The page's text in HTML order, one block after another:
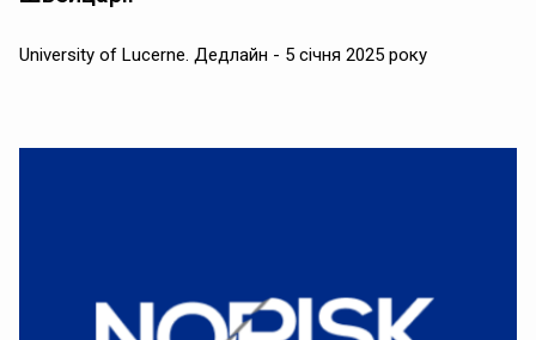
University of Lucerne. Дедлайн - 5 січня 2025 року